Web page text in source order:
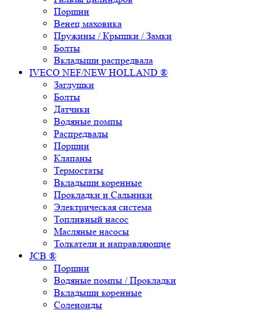
Поршни
Венец маховика
Пружины / Крышки / Замки
Болты
Вкладыши распредвала
IVECO NEF/NEW HOLLAND ®
Заглушки
Болты
Датчики
Водяные помпы
Распредвалы
Поршни
Клапаны
Термостаты
Вкладыши коренные
Прокладки и Сальники
Электрическая система
Топливный насос
Масляные насосы
Толкатели и направляющие
JCB ®
Поршни
Водяные помпы / Прокладки
Вкладыши коренные
Соленоиды